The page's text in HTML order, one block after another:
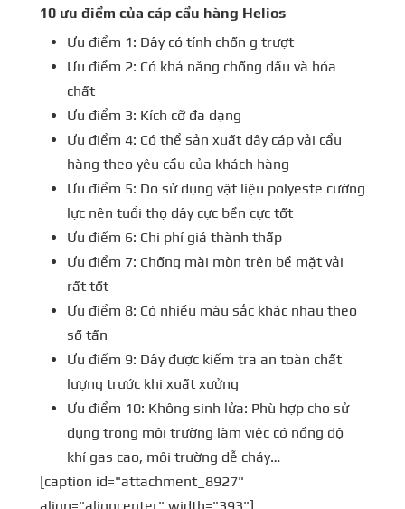
10 ưu điểm của cáp cẩu hàng Helios
Ưu điểm 1: Dây có tính chốn g trượt
Ưu điểm 2: Có khả năng chống dầu và hóa
chất
Ưu điểm 3: Kích cỡ đa dạng
Ưu điểm 4: Có thể sản xuất dây cáp vải cẩu
hàng theo yêu cầu của khách hàng
Ưu điểm 5: Do sử dụng vật liệu polyeste cường
lực nên tuổi thọ dây cực bền cực tốt
Ưu điểm 6: Chi phí giá thành thấp
Ưu điểm 7: Chống mài mòn trên bề mặt vải
rất tốt
Ưu điểm 8: Có nhiều màu sắc khác nhau theo
số tấn
Ưu điểm 9: Dây được kiểm tra an toàn chất
lượng trước khi xuất xưởng
Ưu điểm 10: Không sinh lửa: Phù hợp cho sử
dụng trong môi trường làm việc có nồng độ
khí gas cao, môi trường dễ cháy…
[caption id="attachment_8927"
align="aligncenter" width="393"]